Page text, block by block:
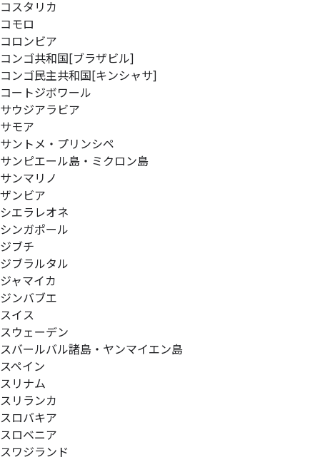
コスタリカ
コモロ
コロンビア
コンゴ共和国[ブラザビル]
コンゴ民主共和国[キンシャサ]
コートジボワール
サウジアラビア
サモア
サントメ・プリンシペ
サンピエール島・ミクロン島
サンマリノ
ザンビア
シエラレオネ
シンガポール
ジブチ
ジブラルタル
ジャマイカ
ジンバブエ
スイス
スウェーデン
スバールバル諸島・ヤンマイエン島
スペイン
スリナム
スリランカ
スロバキア
スロベニア
スワジランド